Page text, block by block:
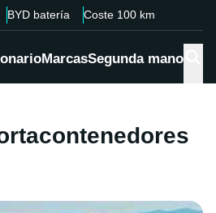
BYD batería Coste 100 km
MarcasSegunda mano